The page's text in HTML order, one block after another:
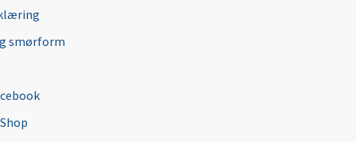
smørform